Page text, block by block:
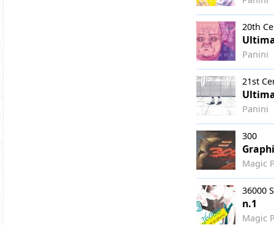
20th
Panini
21st
Panini
300
Magic
36000
n.1
Magic